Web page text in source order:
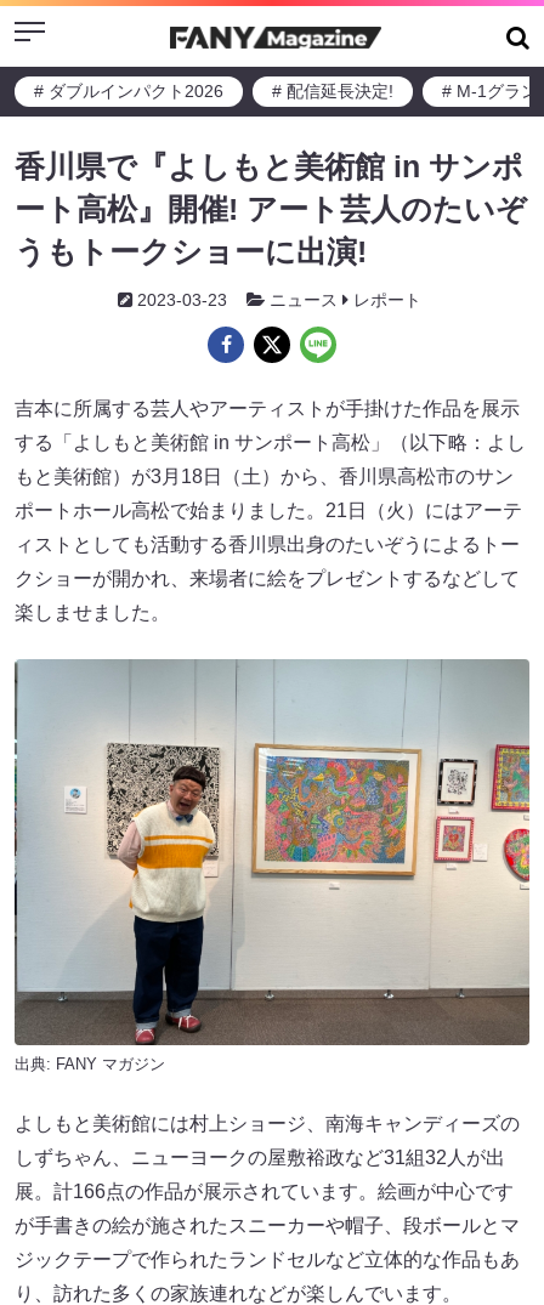
Menu
# ダブルインパクト2026 # 配信延長決定! # M-1グラン
香川県で『よしもと美術館 in サンポ
ート高松』開催! アート芸人のたいぞ
うもトークショーに出演!
2023-03-23 ニュース レポート
吉本に所属する芸人やアーティストが手掛けた作品を展示
する「よしもと美術館 in サンポート高松」（以下略：よし
もと美術館）が3月18日（土）から、香川県高松市のサン
ポートホール高松で始まりました。21日（火）にはアーテ
ィストとしても活動する香川県出身のたいぞうによるトー
クショーが開かれ、来場者に絵をプレゼントするなどして
楽しませました。
出典: FANY マガジン
よしもと美術館には村上ショージ、南海キャンディーズの
しずちゃん、ニューヨークの屋敷裕政など31組32人が出
展。計166点の作品が展示されています。絵画が中心です
が手書きの絵が施されたスニーカーや帽子、段ボールとマ
ジックテープで作られたランドセルなど立体的な作品もあ
り、訪れた多くの家族連れなどが楽しんでいます。